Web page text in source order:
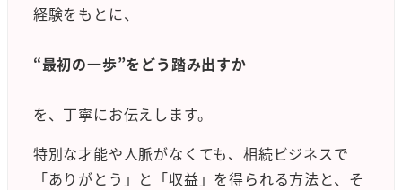
経験をもとに、
“最初の一歩”をどう踏み出すか
を、丁寧にお伝えします。
特別な才能や人脈がなくても、相続ビジネスで
「ありがとう」と「収益」を得られる方法と、そ